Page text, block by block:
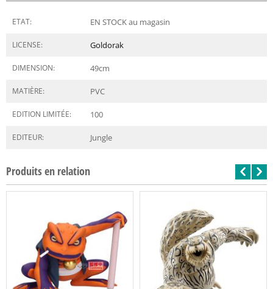
ETAT: EN STOCK au magasin
LICENSE: Goldorak
DIMENSION: 49cm
MATIÈRE: PVC
EDITION LIMITÉE: 100
EDITEUR: Jungle
Produits en relation